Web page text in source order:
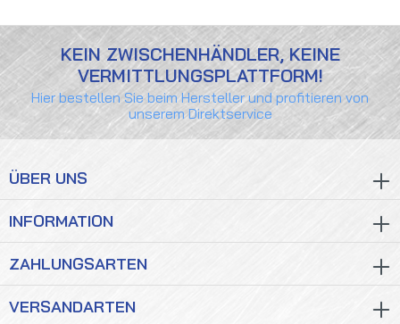
KEIN ZWISCHENHÄNDLER, KEINE
VERMITTLUNGSPLATTFORM!
Hier bestellen Sie beim Hersteller und profitieren von
unserem Direktservice
ÜBER UNS
INFORMATION
ZAHLUNGSARTEN
VERSANDARTEN